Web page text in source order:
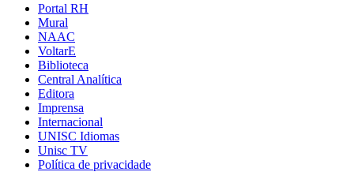
Portal RH
Mural
NAAC
VoltarE
Biblioteca
Central Analítica
Editora
Imprensa
Internacional
UNISC Idiomas
Unisc TV
Política de privacidade